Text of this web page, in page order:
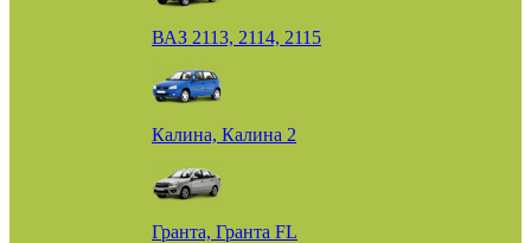
ВАЗ 2113, 2114, 2115
Калина, Калина 2
Гранта, Гранта FL